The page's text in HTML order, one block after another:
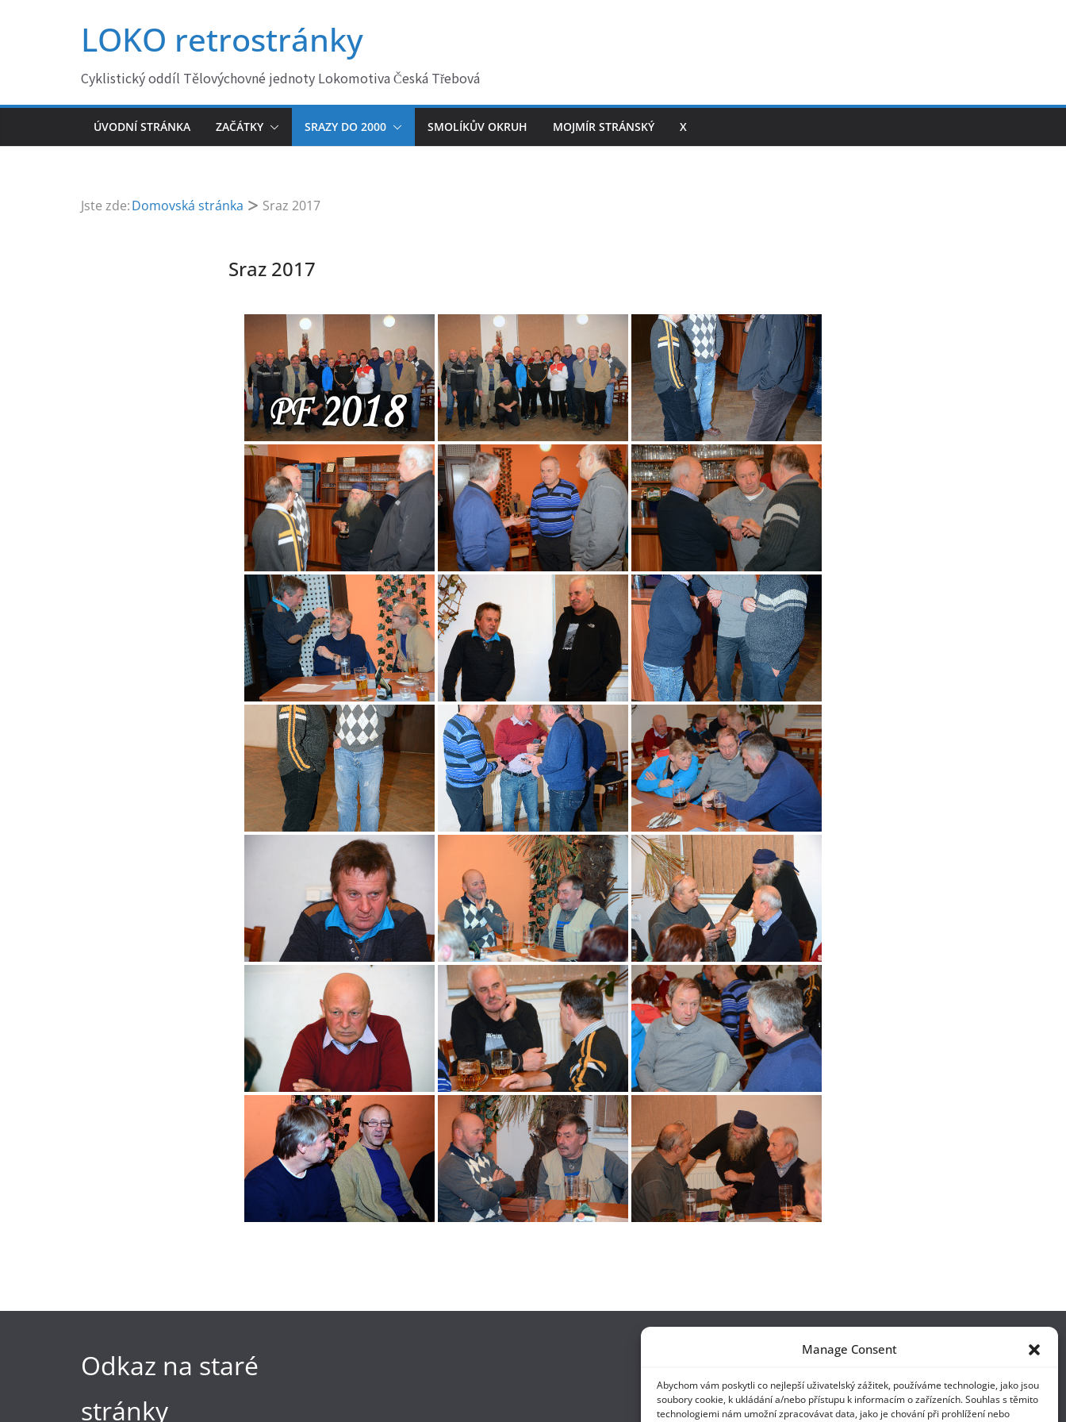
Manage Consent
Abychom vám poskytli co nejlepší uživatelský zážitek, používáme technologie, jako jsou
soubory cookie, k ukládání a/nebo přístupu k informacím o zařízeních. Souhlas s těmito
technologiemi nám umožní zpracovávat data, jako je chování při prohlížení nebo
LOKO retrostránky
Cyklistický oddíl Tělovýchovné jednoty Lokomotiva Česká Třebová
ÚVODNÍ STRÁNKA ZAČÁTKY SRAZY DO 2000 SMOLÍKŮV OKRUH MOJMÍR STRÁNSKÝ X
Jste zde:Domovská stránka Sraz 2017
Sraz 2017
Odkaz na staré
stránky